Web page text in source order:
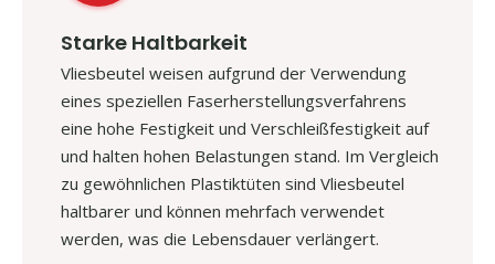
Starke Haltbarkeit
Vliesbeutel weisen aufgrund der Verwendung
eines speziellen Faserherstellungsverfahrens
eine hohe Festigkeit und Verschleißfestigkeit auf
und halten hohen Belastungen stand. Im Vergleich
zu gewöhnlichen Plastiktüten sind Vliesbeutel
haltbarer und können mehrfach verwendet
werden, was die Lebensdauer verlängert.